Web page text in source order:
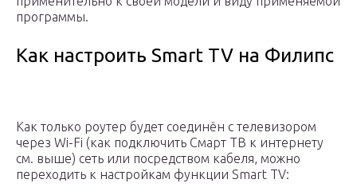
программы.
Как настроить Smart TV на Филипс
Как только роутер будет соединён с телевизором
через Wi-Fi (как подключить Смарт ТВ к интернету
см. выше) сеть или посредством кабеля, можно
переходить к настройкам функции Smart TV: